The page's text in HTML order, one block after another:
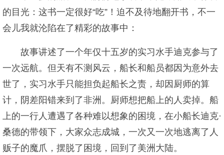
的目光：这书一定很好“吃”！迫不及待地翻开书，不一
会儿我就沦陷在了精彩的故事中：
故事讲述了一个年仅十五岁的实习水手迪克参与了
一次远航。但天有不测风云，船长和船员都因为意外去
世了，实习水手只能担负起船长之责，却因厨师的算
计，阴差阳错来到了非洲。厨师想把船上的人卖掉。船
上的一行人遭遇了各种难以想象的困境，在小船长迪克·
桑德的带领下，大家众志成城，一次又一次地逃离了人
贩子的魔爪，摆脱了困境，回到了美洲大陆。